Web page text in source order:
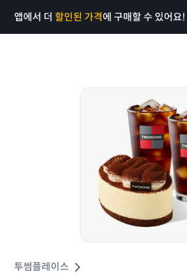
앱에서 더 할인된 가격에 구매할 수 있어요!
투썸플레이스